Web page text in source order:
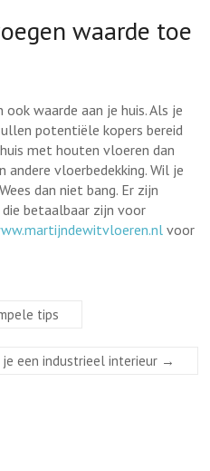
waarde toe
waarde aan je huis. Als je
potentiële kopers bereid
met houten vloeren dan
vloerbedekking. Wil je
dan niet bang. Er zijn
die betaalbaar zijn voor
voor
tips
je een industrieel interieur →